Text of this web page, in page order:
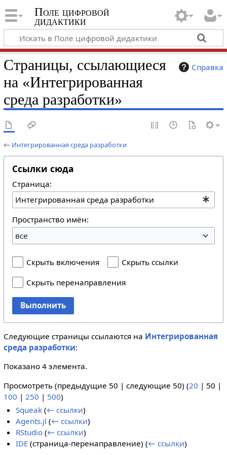
Поле цифровой
дидактики
Справка
Страницы, ссылающиеся
на «Интегрированная
среда разработки»
← Интегрированная среда разработки
Ссылки сюда
Страница:
Пространство имён:
все
Скрыть включения
Скрыть ссылки
Скрыть перенаправления
Выполнить
Следующие страницы ссылаются на Интегрированная
среда разработки:
Показано 4 элемента.
Просмотреть (предыдущие 50 | следующие 50) (20 | 50 |
100 | 250 | 500)
Squeak (← ссылки)
Agents.jl (← ссылки)
RStudio (← ссылки)
IDE (страница-перенаправление)(← ссылки)